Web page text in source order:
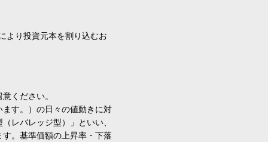
より投資元本を割り込むお
ください。
す。）の日々の値動きに対
レバレッジ型）」といい、
。基準価額の上昇率・下落